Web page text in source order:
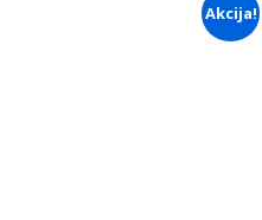
Akcija!